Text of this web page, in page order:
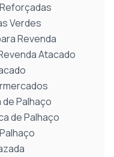
Verdes
Revenda
Atacado
Palhaço
de Palhaço